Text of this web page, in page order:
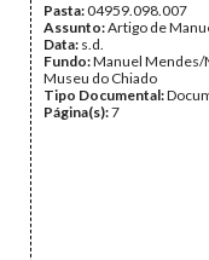
Pasta:04959.098.007
Assunto:Artigo de
Data: s.d.
Fundo:Manuel Mendes/
Museu do Chiado
Tipo Documental:
Página(s):7